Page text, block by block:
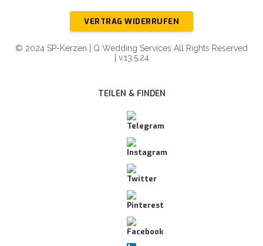
VERTRAG WIDERRUFEN
© 2024 SP-Kerzen | Q Wedding Services All Rights Reserved
| v.13.5.24
TEILEN & FINDEN